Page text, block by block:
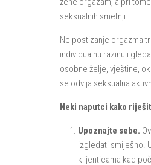
seksualnih smetnji.
Ne postizanje orgazma
individualnu razinu i
osobne želje, vještine,
se odvija seksualna
Neki naputci kako
Upoznajte sebe.
izgledati smiješno.
klijenticama kad